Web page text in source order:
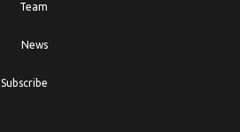
Team
News
Subscribe